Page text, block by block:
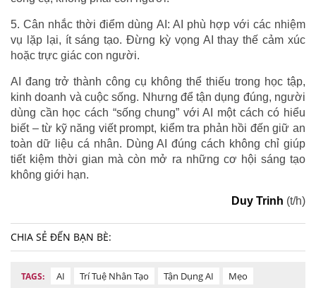
5. Cân nhắc thời điểm dùng AI: AI phù hợp với các nhiệm
vụ lặp lại, ít sáng tạo. Đừng kỳ vọng AI thay thế cảm xúc
hoặc trực giác con người.
AI đang trở thành công cụ không thể thiếu trong học tập,
kinh doanh và cuộc sống. Nhưng để tận dụng đúng, người
dùng cần học cách “sống chung” với AI một cách có hiểu
biết – từ kỹ năng viết prompt, kiểm tra phản hồi đến giữ an
toàn dữ liệu cá nhân. Dùng AI đúng cách không chỉ giúp
tiết kiệm thời gian mà còn mở ra những cơ hội sáng tạo
không giới hạn.
Duy Trinh (t/h)
CHIA SẺ ĐẾN BẠN BÈ:
TAGS: AI Trí Tuệ Nhân Tạo Tận Dụng AI
Mẹo